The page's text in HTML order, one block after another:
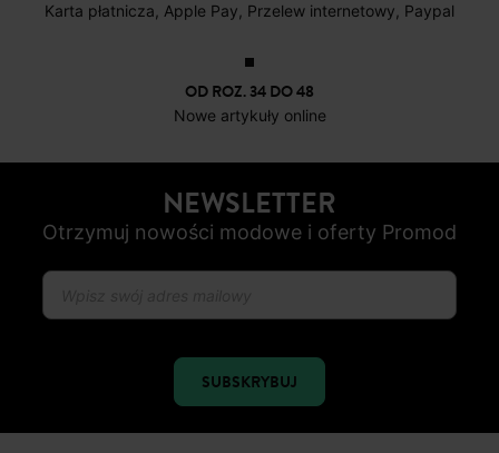
Karta płatnicza, Apple Pay, Przelew internetowy, Paypal
OD ROZ. 34 DO 48
Nowe artykuły online
NEWSLETTER
Otrzymuj nowości modowe i oferty Promod
SUBSKRYBUJ